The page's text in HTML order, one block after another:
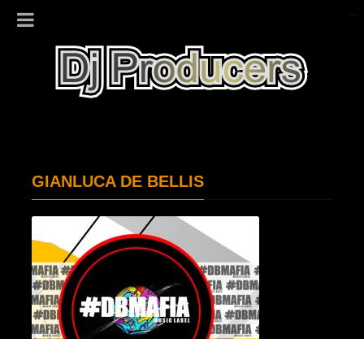
GIANLUCA DE BELLIS